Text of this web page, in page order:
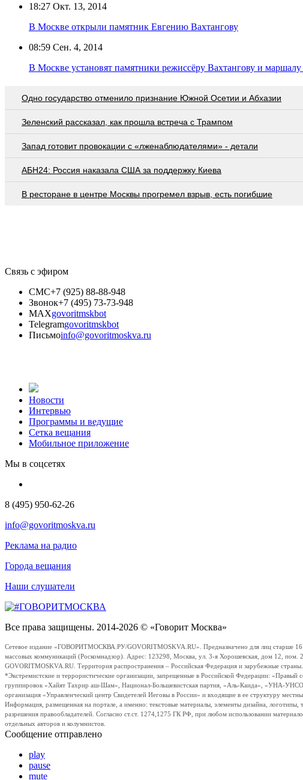
18:27 Окт. 13, 2014
В Москве открыли памятник Евгению Вахтангову
08:59 Сен. 4, 2014
В Москве установят памятники режиссёру Вахтангову и маршалу
Одно государство отменило признание Южной Осетии и Абхазии
Зеленский рассказал, как прошла встреча с Трампом
Запад готовит провокации с «лженаблюдателями» - детали
АБН24: Россия наказала США за поддержку Киева
В ресторане в центре Москвы прогремел взрыв, есть погибшие
Связь с эфиром
СМС+7 (925) 88-88-948
Звонок+7 (495) 73-73-948
MAXgovoritmskbot
Telegramgovoritmskbot
Письмоinfo@govoritmoskva.ru
Новости
Интервью
Программы и ведущие
Сетка вещания
Мобильное приложение
Мы в соцсетях
8 (495) 950-62-26
info@govoritmoskva.ru
Реклама на радио
Города вещания
Наши слушатели
Все права защищены. 2014-2026 © «Говорит Москва»
Сетевое издание «ГОВОРИТМОСКВА.РУ/GOVORITMOSKVA.RU». Предназначено для лиц старше
массовых коммуникаций (Роскомнадзор). Адрес: 123298, Москва, ул. 3-я Хорошевская, дом 12,
GOVORITMOSKVA.RU. Территория распространения – Российская Федерация и зарубежные
*Экстремистские и террористические организации, запрещенные в Российской Федерации:
группировок «Хайят Тахрир аш-Шам», Национал-Большевистская партия, «Аль-Каида», «УНА-
организация «Управленческий центр Свидетелей Иеговы в России» и входящие в ее структуру
Информация, размещенная на портале, а именно: текстовые материалы, элементы дизайна,
разрешения правообладателей. Согласно ст.ст. 1274,1275 ГК РФ, при любом использовании
отдельных авторов и колумнистов.
Сообщение отправлено
play
pause
mute